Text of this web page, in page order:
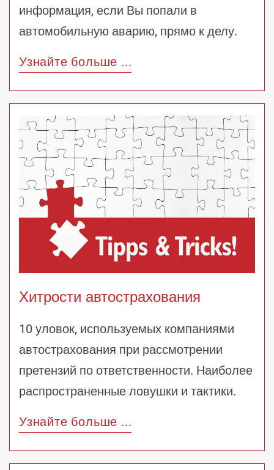
информация, если Вы попали в
автомобильную аварию, прямо к делу.
Узнайте больше ...
Хитрости автострахования
10 уловок, используемых компаниями
автострахования при рассмотрении
претензий по ответственности. Наиболее
распространенные ловушки и тактики.
Узнайте больше ...